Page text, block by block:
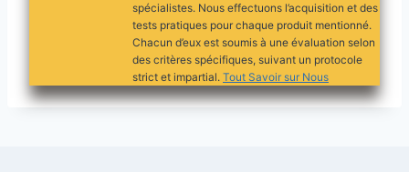
spécialistes. Nous effectuons l’acquisition et des
tests pratiques pour chaque produit mentionné.
Chacun d’eux est soumis à une évaluation selon
des critères spécifiques, suivant un protocole
strict et impartial. Tout Savoir sur Nous